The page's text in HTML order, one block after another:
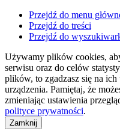
Przejdź do menu
Przejdź do treści
Przejdź do
Używamy plików cookies,
serwisu oraz do celów
plików, to zgadzasz się na
urządzenia. Pamiętaj, że
zmieniając ustawienia
polityce prywatności.